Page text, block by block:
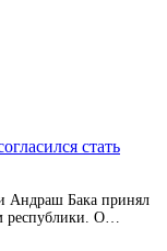
стать
Андраш Бака принял
республики. О…